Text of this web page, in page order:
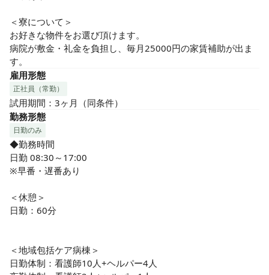
＜寮について＞
お好きな物件をお選び頂けます。
病院が敷金・礼金を負担し、毎月25000円の家賃補助が出ま
す。
雇用形態
正社員（常勤）
試用期間：3ヶ月（同条件）
勤務形態
日勤のみ
◆勤務時間
日勤 08:30～17:00
※早番・遅番あり
＜休憩＞
日勤：60分
＜地域包括ケア病棟＞
日勤体制：看護師10人+ヘルパー4人